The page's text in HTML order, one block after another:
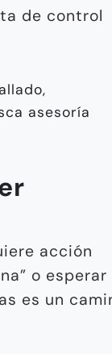
de control
asesoría
acción
o esperar
es un